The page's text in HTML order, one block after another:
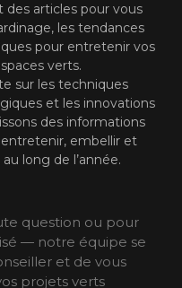
articles pour vous
les tendances
pour entretenir vos
verts.
sur les techniques
et les innovations
des informations
embellir et
long de l’année.
question ou pour
— notre équipe se
et de vous
projets verts